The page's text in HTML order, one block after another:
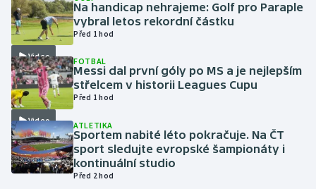
Jezdectví
Judo
Krasobruslení
Lezení
Lyže a snowboard
Video
Na handicap nehrajeme: Golf pro Paraple
vybral letos rekordní částku
Před 1 hod
Video
FOTBAL
Messi dal první góly po MS a je nejlepším
střelcem v historii Leagues Cupu
Před 1 hod
ATLETIKA
Sportem nabité léto pokračuje. Na ČT
sport sledujte evropské šampionáty i
kontinuální studio
Před 2 hod